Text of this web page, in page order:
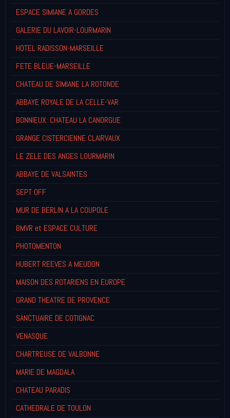
ESPACE SIMIANE A GORDES
GALERIE DU LAVOIR-LOURMARIN
HOTEL RADISSON-MARSEILLE
FETE BLEUE-MARSEILLE
CHATEAU DE SIMIANE LA ROTONDE
ABBAYE ROYALE DE LA CELLE-VAR
BONNIEUX: CHATEAU LA CANORGUE
GRANGE CISTERCIENNE CLAIRVAUX
LE ZELE DES ANGES LOURMARIN
ABBAYE DE VALSAINTES
SEPT OFF
MUR DE BERLIN A LA COUPOLE
BMVR et ESPACE CULTURE
PHOTOMENTON
HUBERT REEVES A MEUDON
MAISON DES ROTARIENS EN EUROPE
GRAND THEATRE DE PROVENCE
SANCTUAIRE DE COTIGNAC
VENASQUE
CHARTREUSE DE VALBONNE
MARIE DE MAGDALA
CHATEAU PARADIS
CATHEDRALE DE TOULON